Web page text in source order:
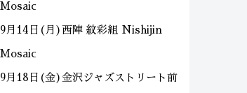
Mosaic
9月14日(月)西陣 紋彩組 Nishijin
Mosaic
9月18日(金)金沢ジャズストリート前